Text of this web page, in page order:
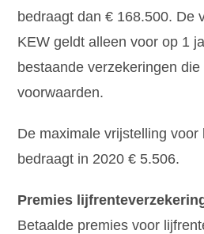
bedraagt dan € 168.500. De
KEW geldt alleen voor op 1
bestaande verzekeringen
voorwaarden.
De maximale vrijstelling voor
bedraagt in 2020 € 5.506.
Premies
Betaalde premies voor